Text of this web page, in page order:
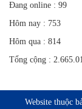
Đang online : 99
Hôm nay : 753
Hôm qua : 814
Tổng cộng :
Website thuộc